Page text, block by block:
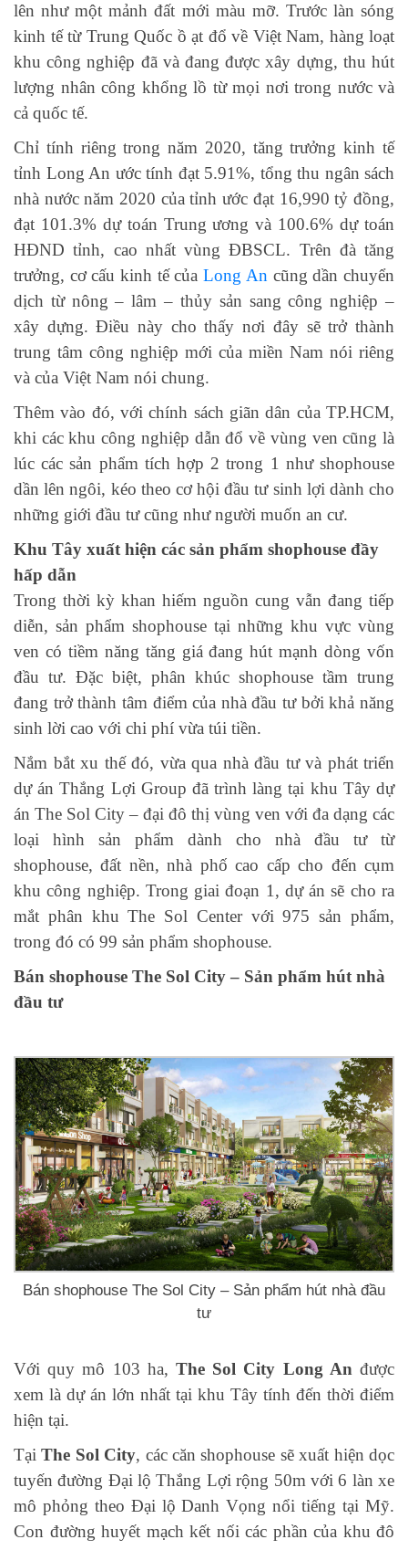
lên như một mảnh đất mới màu mỡ. Trước làn sóng
kinh tế từ Trung Quốc ồ ạt đổ về Việt Nam, hàng loạt
khu công nghiệp đã và đang được xây dựng, thu hút
lượng nhân công khổng lồ từ mọi nơi trong nước và
cả quốc tế.
Chỉ tính riêng trong năm 2020, tăng trưởng kinh tế
tỉnh Long An ước tính đạt 5.91%, tổng thu ngân sách
nhà nước năm 2020 của tỉnh ước đạt 16,990 tỷ đồng,
đạt 101.3% dự toán Trung ương và 100.6% dự toán
HĐND tỉnh, cao nhất vùng ĐBSCL. Trên đà tăng
trưởng, cơ cấu kinh tế củaLong Ancũng dần chuyển
dịch từ nông – lâm – thủy sản sang công nghiệp –
xây dựng. Điều này cho thấy nơi đây sẽ trở thành
trung tâm công nghiệp mới của miền Nam nói riêng
và của Việt Nam nói chung.
Thêm vào đó, với chính sách giãn dân của TP.HCM,
khi các khu công nghiệp dẫn đổ về vùng ven cũng là
lúc các sản phẩm tích hợp 2 trong 1 như shophouse
dần lên ngôi, kéo theo cơ hội đầu tư sinh lợi dành cho
những giới đầu tư cũng như người muốn an cư.
Khu Tây xuất hiện các sản phẩm shophouse đầy
hấp dẫn
Trong thời kỳ khan hiếm nguồn cung vẫn đang tiếp
diễn, sản phẩm shophouse tại những khu vực vùng
ven có tiềm năng tăng giá đang hút mạnh dòng vốn
đầu tư. Đặc biệt, phân khúc shophouse tầm trung
đang trở thành tâm điểm của nhà đầu tư bởi khả năng
sinh lời cao với chi phí vừa túi tiền.
Nắm bắt xu thế đó, vừa qua nhà đầu tư và phát triển
dự án Thắng Lợi Group đã trình làng tại khu Tây dự
án The Sol City – đại đô thị vùng ven với đa dạng các
loại hình sản phẩm dành cho nhà đầu tư từ
shophouse, đất nền, nhà phố cao cấp cho đến cụm
khu công nghiệp. Trong giai đoạn 1, dự án sẽ cho ra
mắt phân khu The Sol Center với 975 sản phẩm,
trong đó có 99 sản phẩm shophouse.
Bán shophouse The Sol City – Sản phẩm hút nhà
đầu tư
Bán shophouse The Sol City – Sản phẩm hút nhà đầu
tư
Với quy mô 103 ha, The Sol City Long Anđược
xem là dự án lớn nhất tại khu Tây tính đến thời điểm
hiện tại.
TạiThe Sol City, các căn shophouse sẽ xuất hiện dọc
tuyến đường Đại lộ Thắng Lợi rộng 50m với 6 làn xe
mô phỏng theo Đại lộ Danh Vọng nổi tiếng tại Mỹ.
Con đường huyết mạch kết nối các phần của khu đô